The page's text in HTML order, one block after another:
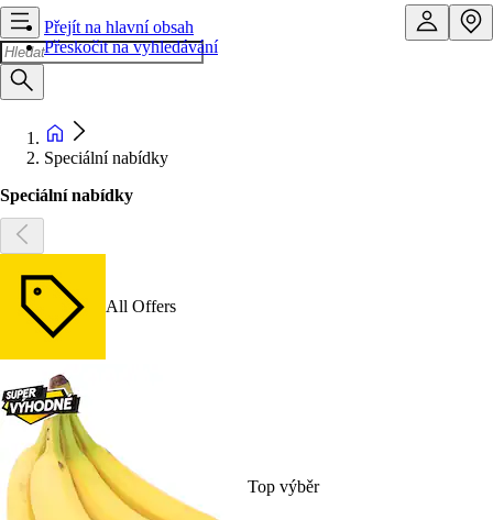
Přejít na hlavní obsah
Přeskočit na vyhledávání
Speciální nabídky
Speciální nabídky
All Offers
Top výběr